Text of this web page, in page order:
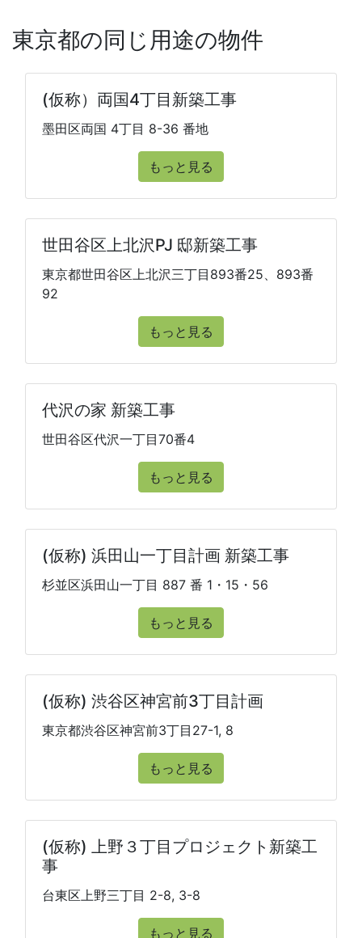
東京都の同じ用途の物件
(仮称）両国4丁目新築工事
墨田区両国 4丁目 8-36 番地
もっと見る
世田谷区上北沢PJ 邸新築工事
東京都世田谷区上北沢三丁目893番25、893番
92
もっと見る
代沢の家 新築工事
世田谷区代沢一丁目70番4
もっと見る
(仮称) 浜田山一丁目計画 新築工事
杉並区浜田山一丁目 887 番 1・15・56
もっと見る
(仮称) 渋谷区神宮前3丁目計画
東京都渋谷区神宮前3丁目27-1, 8
もっと見る
(仮称) 上野３丁目プロジェクト新築工
事
台東区上野三丁目 2-8, 3-8
もっと見る